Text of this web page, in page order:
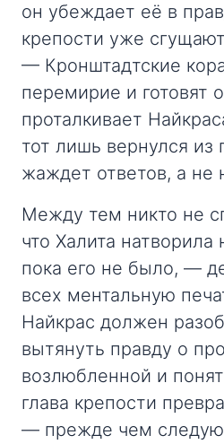
он убеждает её в
крепости уже
— Кронштадтские
перемирие и готовят
проталкивает
тот лишь вернулся из
жаждет ответов, а не
Между тем никто не
что Халита натворила
пока его не было, —
всех ментальную
Найкрас должен
вытянуть правду о
возлюбленной и
глава крепости
— прежде чем